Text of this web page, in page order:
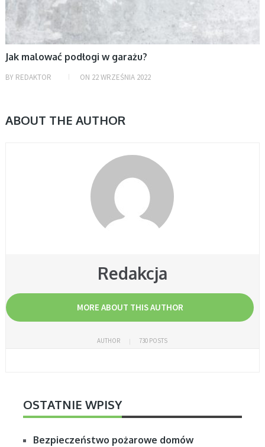
Jak malować podłogi w garażu?
BY REDAKTOR ON 22 WRZEŚNIA 2022
ABOUT THE AUTHOR
Redakcja
MORE ABOUT THIS AUTHOR
AUTHOR 730 POSTS
OSTATNIE WPISY
Bezpieczeństwo pożarowe domów